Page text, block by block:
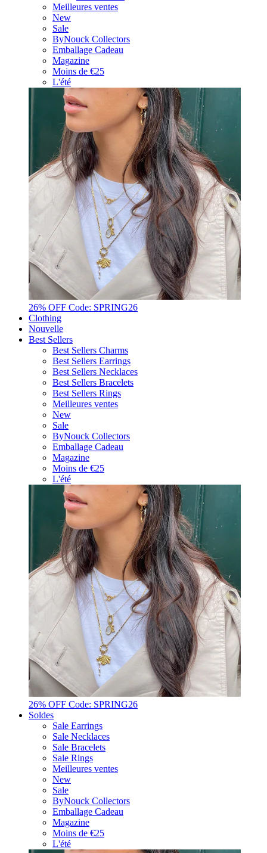
Meilleures ventes
New
Sale
ByNouck Collectors
Emballage Cadeau
Magazine
Moins de €25
L'été
26% OFF Code: SPRING26
Clothing
Nouvelle
Best Sellers
Best Sellers Charms
Best Sellers Earrings
Best Sellers Necklaces
Best Sellers Bracelets
Best Sellers Rings
Meilleures ventes
New
Sale
ByNouck Collectors
Emballage Cadeau
Magazine
Moins de €25
L'été
26% OFF Code: SPRING26
Soldes
Sale Earrings
Sale Necklaces
Sale Bracelets
Sale Rings
Meilleures ventes
New
Sale
ByNouck Collectors
Emballage Cadeau
Magazine
Moins de €25
L'été